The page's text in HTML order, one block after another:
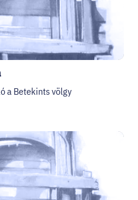
a Betekints völgy